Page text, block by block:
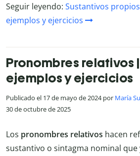
Seguir leyendo: Sustantivos
ejemplos y ejercicios
Pronombres relativos
ejemplos y ejercicios
Publicado el 17 de mayo de 2024 por María
30 de octubre de 2025
Los pronombres relativos hacen
sustantivo o sintagma nominal que